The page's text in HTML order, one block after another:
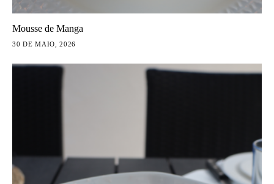
Mousse de Manga
30 DE MAIO, 2026